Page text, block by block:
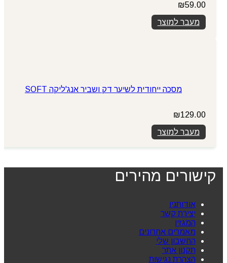
₪59.00
מעבר למוצר
מסכה ייחודית לשיער דק ושביר אנג'ליקה SOFT
₪129.00
מעבר למוצר
קישורים מהירים
אודותניו
יצירת קשר
המגזין
מאמרים אחרונים
החשבון שלי
תקנון אתר
הצהרת נגישות